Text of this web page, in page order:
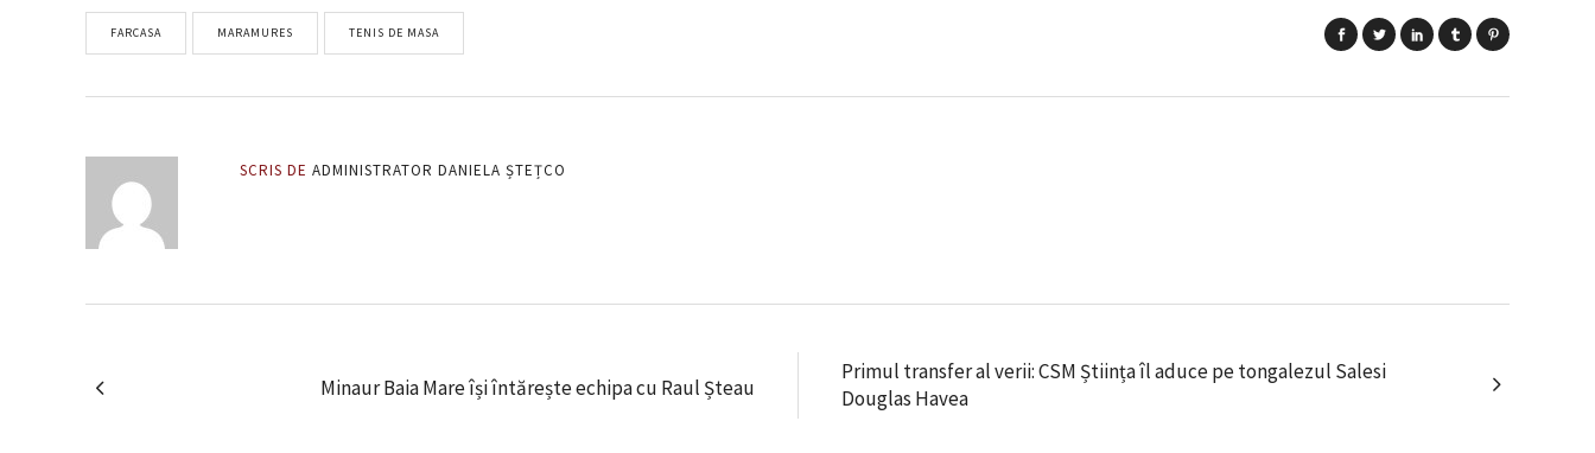
FARCASA MARAMURES TENIS DE MASA
SCRIS DE ADMINISTRATOR DANIELA ȘTEȚCO
Minaur Baia Mare își întărește echipa cu Raul Șteau
Primul transfer al verii: CSM Știința îl aduce pe tongalezul Salesi
Douglas Havea